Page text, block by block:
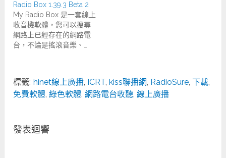
Radio Box 1.39.3 Beta 2
My Radio Box 是一套線上
收音機軟體，您可以搜尋
網路上已經存在的網路電
台，不論是搖滾音樂、…
標籤: hinet線上廣播, ICRT, kiss聯播網, RadioSure,下載,
免費軟體,綠色軟體,網路電台收聽,線上廣播
發表迴響